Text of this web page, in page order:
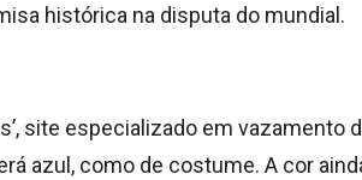
histórica na disputa do mundial.
site especializado em vazamento
azul, como de costume. A cor